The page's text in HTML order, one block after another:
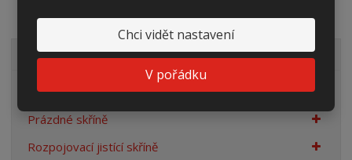
Chci vidět nastavení
V pořádku
VŠECHNY KATEGORIE
Elektroměrové rozvaděče
Prázdné skříně
Rozpojovací jistící skříně